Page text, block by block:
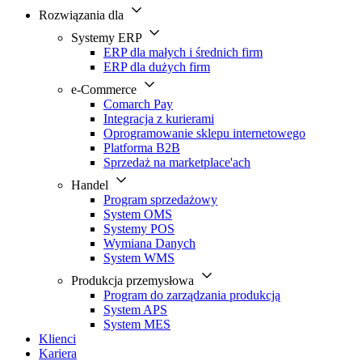
Rozwiązania dla
Systemy ERP
ERP dla małych i średnich firm
ERP dla dużych firm
e-Commerce
Comarch Pay
Integracja z kurierami
Oprogramowanie sklepu internetowego
Platforma B2B
Sprzedaż na marketplace'ach
Handel
Program sprzedażowy
System OMS
Systemy POS
Wymiana Danych
System WMS
Produkcja przemysłowa
Program do zarządzania produkcją
System APS
System MES
Klienci
Kariera